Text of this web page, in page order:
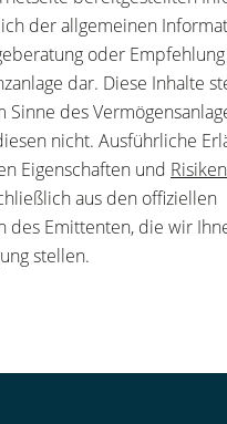
der allgemeinen
oder
dar. Diese Inhalte
Sinne des
nicht. Ausführliche
Eigenschaften und Risiken
aus den offiziellen
des Emittenten, die wir
stellen.